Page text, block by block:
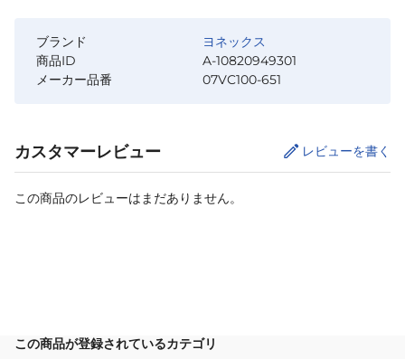
ブランド
ヨネックス
商品ID
A-10820949301
メーカー品番
07VC100-651
カスタマーレビュー レビューを書く
この商品のレビューはまだありません。
この商品が登録されているカテゴリ